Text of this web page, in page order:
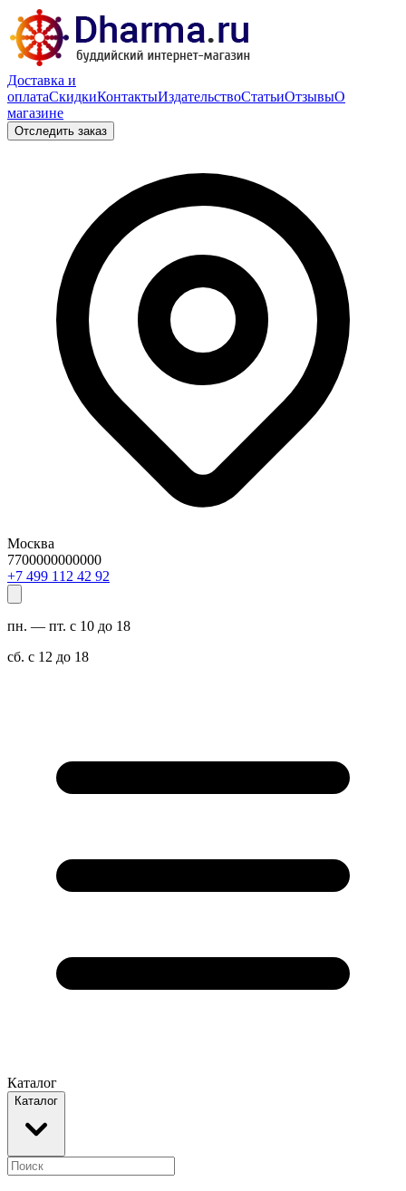
Доставка и
оплатаСкидкиКонтактыИздательствоСтатьиОтзывыО
магазине
Отследить заказ
Москва
7700000000000
29 24 211 994 7+
пн. — пт. с 10 до 18
сб. с 12 до 18
Каталог
Каталог